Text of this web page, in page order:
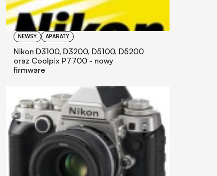
NEWSY APARATY
Nikon D3100, D3200, D5100, D5200
oraz Coolpix P7700 - nowy
firmware